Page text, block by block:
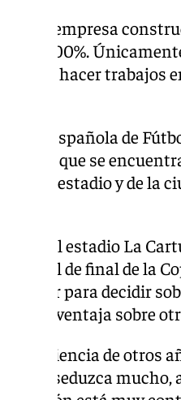
la empresa
al 100%.
y hacer trabajos
Española de
en el que se
del estadio y de la
el que el estadio La
la final de final de la
trabajar para decidir
con ventaja sobre
experiencia de otros
que seduzca mucho,